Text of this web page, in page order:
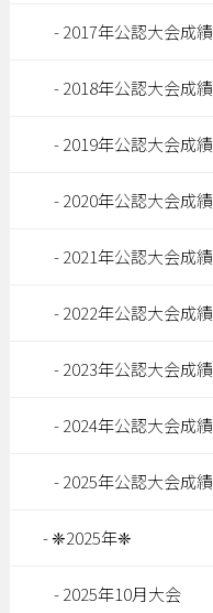
2017年公認大会成績
2018年公認大会成績
2019年公認大会成績
2020年公認大会成績
2021年公認大会成績
2022年公認大会成績
2023年公認大会成績
2024年公認大会成績
2025年公認大会成績
❈2025年❈
2025年10月大会